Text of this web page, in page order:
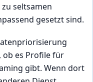
seltsamen
gesetzt sind.
es Profile für
gibt. Wenn dort